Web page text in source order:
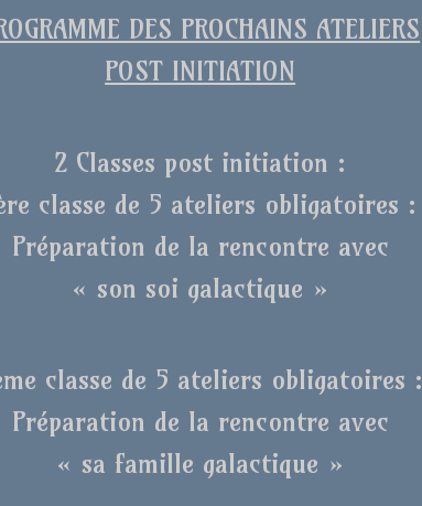
DES PROCHAINS ATELIERS
POST INITIATION
2 Classes post initiation :
classe de 5 ateliers obligatoires :
Préparation de la rencontre avec
« son soi galactique »
classe de 5 ateliers obligatoires :
Préparation de la rencontre avec
« sa famille galactique »